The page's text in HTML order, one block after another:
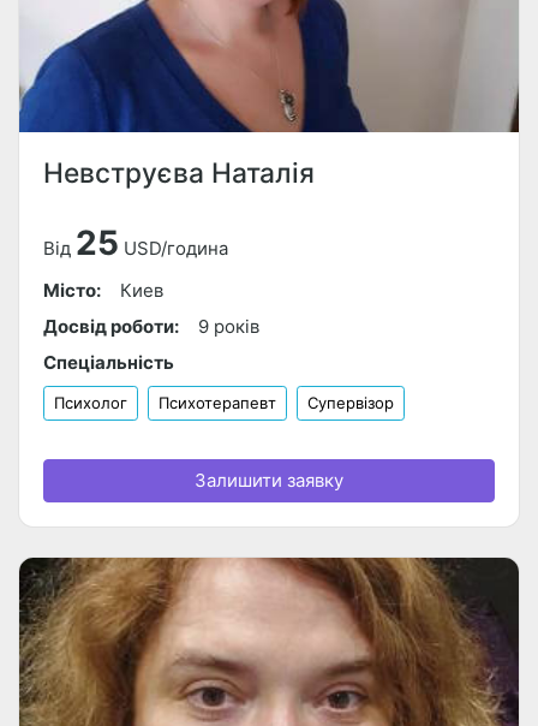
Невструєва Наталія
Від 25 USD/година
Місто:
Киев
Досвід роботи:
9 років
Спеціальність
Психолог Психотерапевт Супервізор
Залишити заявку